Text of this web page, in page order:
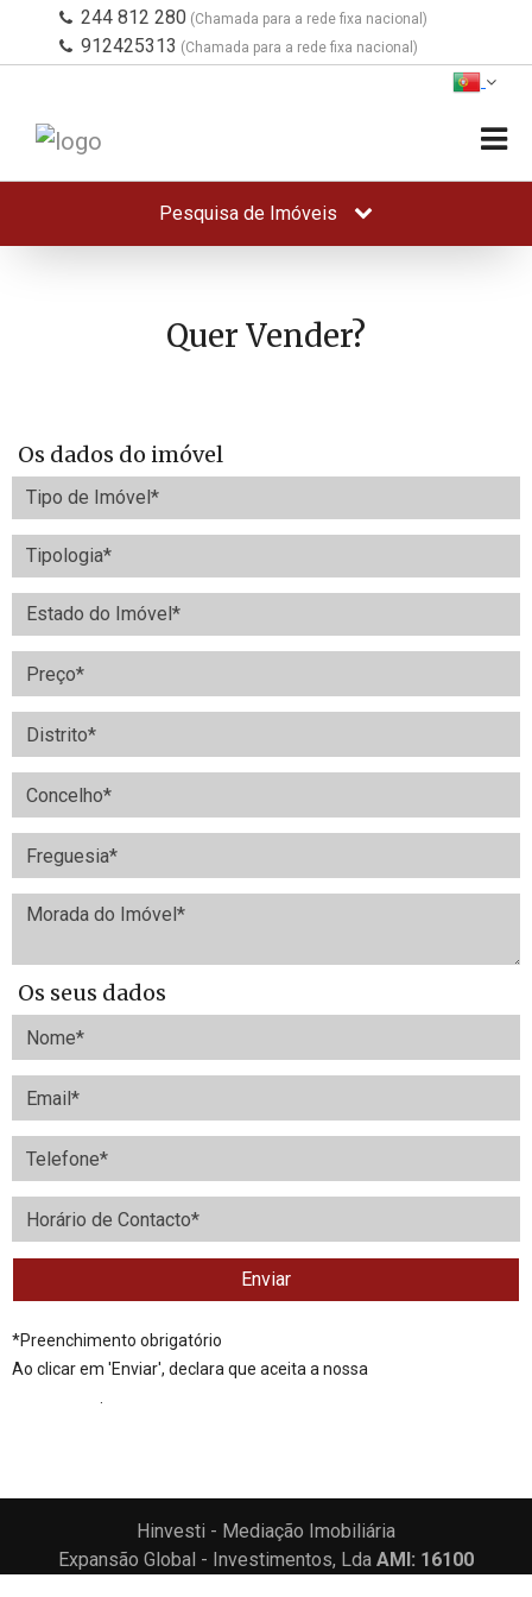
244 812 280 (Chamada para a rede fixa nacional)
912425313 (Chamada para a rede fixa nacional)
Pesquisa de Imóveis
Quer Vender?
Os dados do imóvel
Os seus dados
*Preenchimento obrigatório
Ao clicar em 'Enviar', declara que aceita a nossa
Hinvesti - Mediação Imobiliária
Expansão Global - Investimentos, Lda AMI: 16100